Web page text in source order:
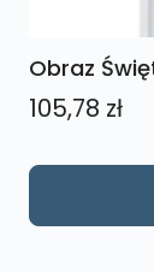
Obraz
105,78 zł